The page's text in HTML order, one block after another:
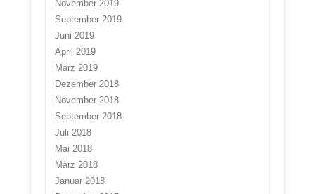
November 2019
September 2019
Juni 2019
April 2019
März 2019
Dezember 2018
November 2018
September 2018
Juli 2018
Mai 2018
März 2018
Januar 2018